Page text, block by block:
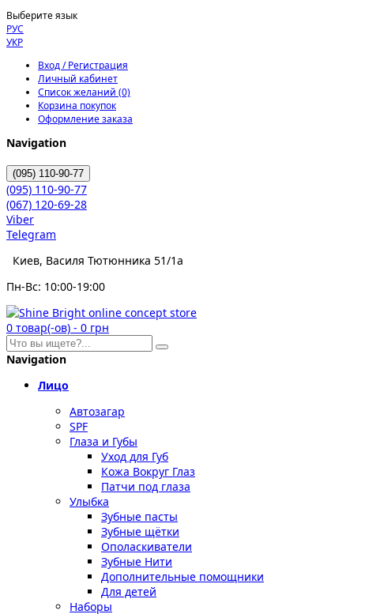
Выберите язык
РУС
УКР
Вход / Регистрация
Личный кабинет
Список желаний (0)
Корзина покупок
Оформление заказа
Navigation
(095) 110-90-77
(095) 110-90-77
(067) 120-69-28
Viber
Telegram
Киев, Василя Тютюнника 51/1а
Пн-Вс: 10:00-19:00
0 товар(-ов) - 0 грн
Navigation
Лицо
Автозагар
SPF
Глаза и Губы
Уход для Губ
Кожа Вокруг Глаз
Патчи под глаза
Улыбка
Зубные пасты
Зубные щётки
Ополаскиватели
Зубные Нити
Дополнительные помощники
Для детей
Наборы